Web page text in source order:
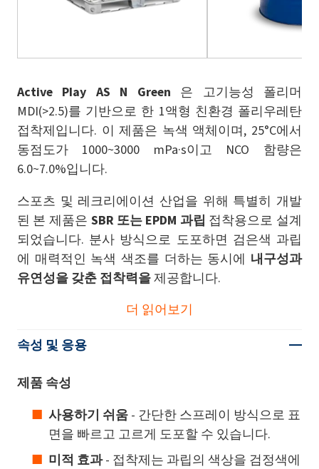
Active Play AS N Green 은 고기능성 폴리머
MDI(>2.5)를 기반으로 한 1액형 친환경 폴리우레탄
접착제입니다. 이 제품은 녹색 액체이며, 25°C에서
동점도가 1000~3000 mPa·s이고 NCO 함량은
6.0~7.0%입니다.
스포츠 및 레크리에이션 산업을 위해 특별히 개발
된 본 제품은 SBR 또는 EPDM 과립 접착용으로 설계
되었습니다. 분사 방식으로 도포하면 검은색 과립
에 매력적인 녹색 색조를 더하는 동시에 내구성과
유연성을 갖춘 접착력을제공합니다.
더 읽어보기
속성 및 응용
제품 속성
사용하기 쉬움 - 간단한 스프레이 방식으로 표
면을 빠르고 고르게 도포할 수 있습니다.
미적 효과- 접착제는 과립의 색상을 검정색에